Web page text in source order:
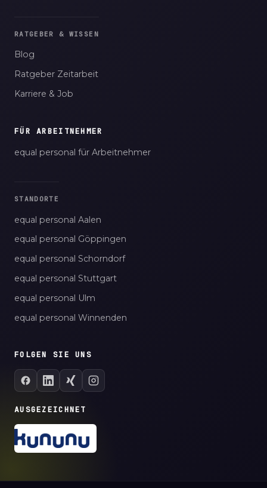
RATGEBER & WISSEN
Blog
Ratgeber Zeitarbeit
Karriere & Job
FÜR ARBEITNEHMER
equal personal für Arbeitnehmer
STANDORTE
equal personal Aalen
equal personal Göppingen
equal personal Schorndorf
equal personal Stuttgart
equal personal Ulm
equal personal Winnenden
FOLGEN SIE UNS
AUSGEZEICHNET